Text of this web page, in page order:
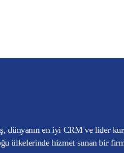
dünyanın en iyi CRM ve lider
ülkelerinde hizmet sunan bir